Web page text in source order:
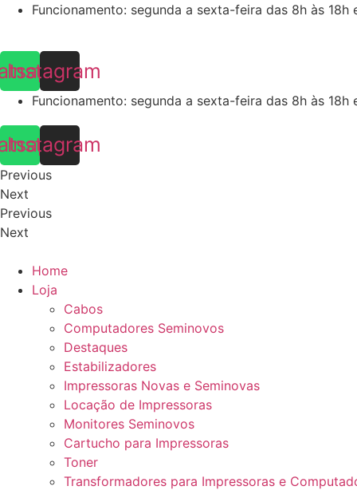
Skip
content
Funcionamento: segunda a sexta-feira das 8h às 18h
Instagram
Funcionamento: segunda a sexta-feira das 8h às 18h
Instagram
Previous
Next
Previous
Next
Home
Loja
Cabos
Computadores Seminovos
Destaques
Estabilizadores
Impressoras Novas e Seminovas
Locação de Impressoras
Monitores Seminovos
Cartucho para Impressoras
Toner
Transformadores para Impressoras e